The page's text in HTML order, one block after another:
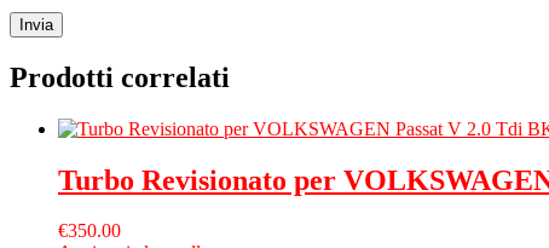
Prodotti correlati
Turbo Revisionato per
€350.00